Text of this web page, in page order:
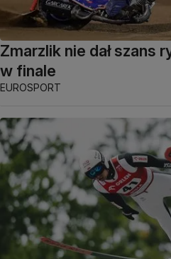
Zmarzlik nie dał szans
w finale
EUROSPORT